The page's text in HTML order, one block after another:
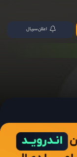
اعلان سریال